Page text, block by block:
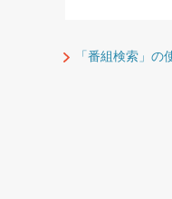
「番組検索」の